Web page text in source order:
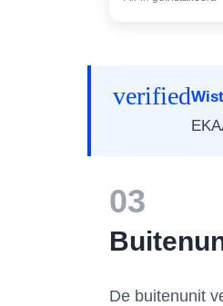
verified
03
De buitenunit